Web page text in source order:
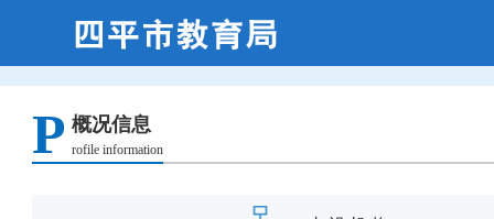
P 概况信息
rofile information